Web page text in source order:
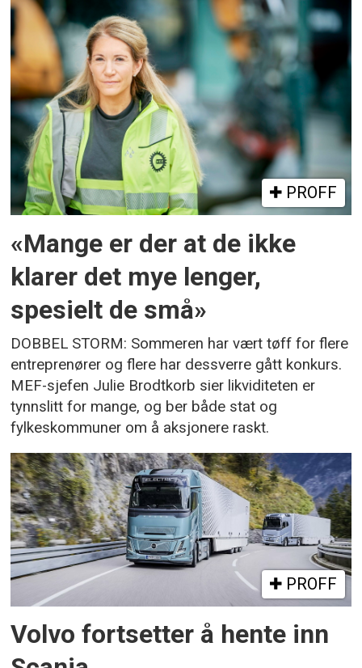
PROFF
«Mange er der at de ikke
klarer det mye lenger,
spesielt de små»
DOBBEL STORM: Sommeren har vært tøff for flere
entreprenører og flere har dessverre gått konkurs.
MEF-sjefen Julie Brodtkorb sier likviditeten er
tynnslitt for mange, og ber både stat og
fylkeskommuner om å aksjonere raskt.
PROFF
Volvo fortsetter å hente inn